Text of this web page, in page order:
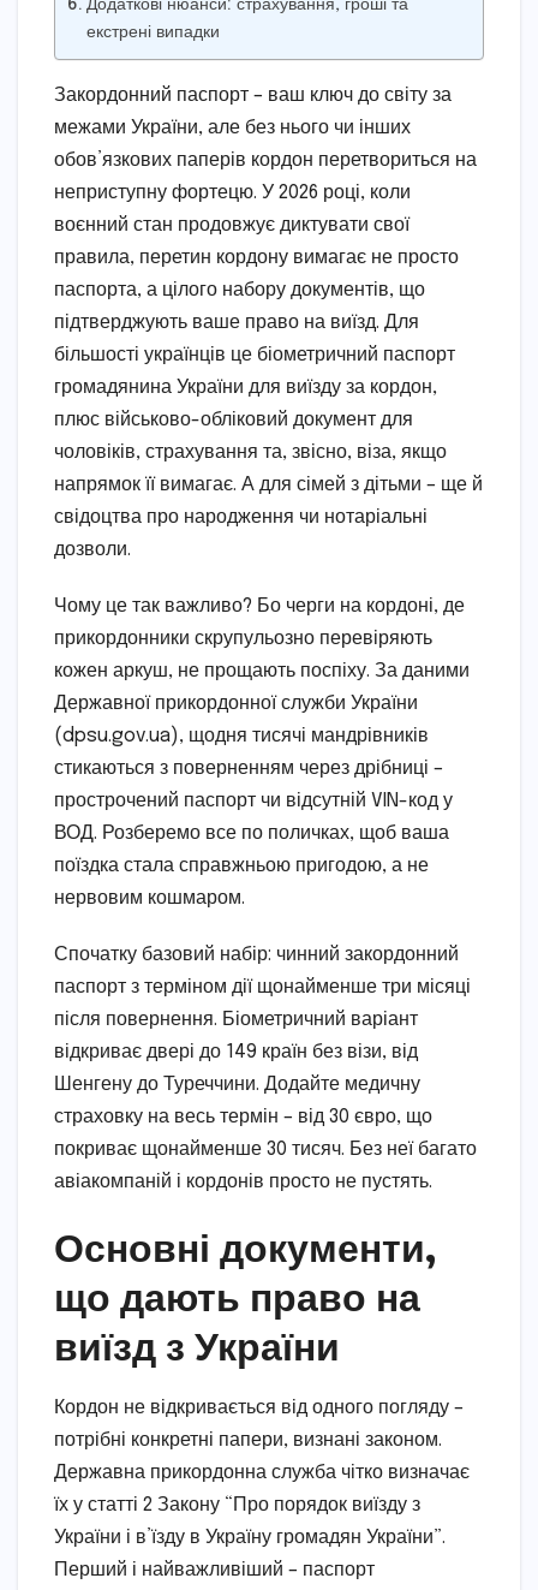
Додаткові нюанси: страхування, гроші та
екстрені випадки
Закордонний паспорт – ваш ключ до світу за
межами України, але без нього чи інших
обов’язкових паперів кордон перетвориться на
неприступну фортецю. У 2026 році, коли
воєнний стан продовжує диктувати свої
правила, перетин кордону вимагає не просто
паспорта, а цілого набору документів, що
підтверджують ваше право на виїзд. Для
більшості українців це біометричний паспорт
громадянина України для виїзду за кордон,
плюс військово-обліковий документ для
чоловіків, страхування та, звісно, віза, якщо
напрямок її вимагає. А для сімей з дітьми – ще й
свідоцтва про народження чи нотаріальні
дозволи.
Чому це так важливо? Бо черги на кордоні, де
прикордонники скрупульозно перевіряють
кожен аркуш, не прощають поспіху. За даними
Державної прикордонної служби України
(dpsu.gov.ua), щодня тисячі мандрівників
стикаються з поверненням через дрібниці –
прострочений паспорт чи відсутній VIN-код у
ВОД. Розберемо все по поличках, щоб ваша
поїздка стала справжньою пригодою, а не
нервовим кошмаром.
Спочатку базовий набір: чинний закордонний
паспорт з терміном дії щонайменше три місяці
після повернення. Біометричний варіант
відкриває двері до 149 країн без візи, від
Шенгену до Туреччини. Додайте медичну
страховку на весь термін – від 30 євро, що
покриває щонайменше 30 тисяч. Без неї багато
авіакомпаній і кордонів просто не пустять.
Основні документи,
що дають право на
виїзд з України
Кордон не відкривається від одного погляду –
потрібні конкретні папери, визнані законом.
Державна прикордонна служба чітко визначає
їх у статті 2 Закону “Про порядок виїзду з
України і в’їзду в Україну громадян України”.
Перший і найважливіший – паспорт